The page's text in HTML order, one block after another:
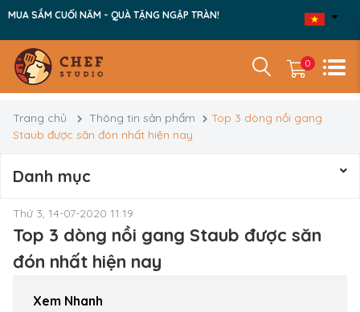
MUA SẮM CUỐI NĂM - QUÀ TẶNG NGẬP TRÀN!
0
Trang chủ Thông tin sản phẩm
Top 3 dòng nồi gang
Staub được săn đón nhất hiện nay
Danh mục
Thứ 3, 14-07-2020 11:19
Top 3 dòng nồi gang Staub được săn
đón nhất hiện nay
Xem Nhanh